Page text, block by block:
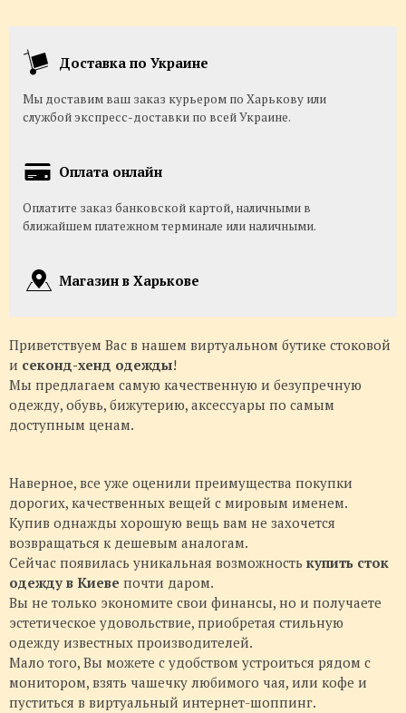
Доставка по Украине
Мы доставим ваш заказ курьером по Харькову или
службой экспресс-доставки по всей Украине.
Оплата онлайн
Оплатите заказ банковской картой, наличными в
ближайшем платежном терминале или наличными.
Магазин в Харькове
Приветствуем Вас в нашем виртуальном бутике стоковой
и секонд-хенд одежды!
Мы предлагаем самую качественную и безупречную
одежду, обувь, бижутерию, аксессуары по самым
доступным ценам.
Наверное, все уже оценили преимущества покупки
дорогих, качественных вещей с мировым именем.
Купив однажды хорошую вещь вам не захочется
возвращаться к дешевым аналогам.
Сейчас появилась уникальная возможность купить сток
одежду в Киеве почти даром.
Вы не только экономите свои финансы, но и получаете
эстетическое удовольствие, приобретая стильную
одежду известных производителей.
Мало того, Вы можете с удобством устроиться рядом с
монитором, взять чашечку любимого чая, или кофе и
пуститься в виртуальный интернет-шоппинг.